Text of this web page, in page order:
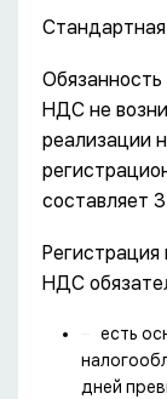
Обязанность
НДС не
реализации
составляет
НДС
есть
дней